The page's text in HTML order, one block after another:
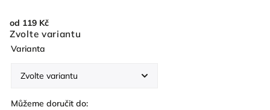
od 119 Kč
Zvolte variantu
Varianta
Můžeme doručit do: